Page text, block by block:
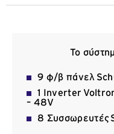
Το
9 φ/β πάνελ
1 Inverter
– 48V
8 Συσσωρευτές